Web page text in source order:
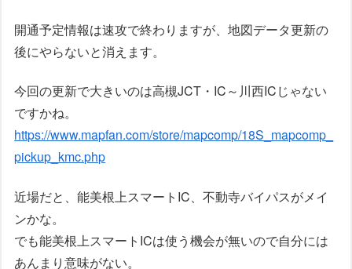
開通予定情報は速攻で終わりますが、地図データ更新の
後にやらないと消えます。
今回の更新で大きいのは高槻JCT・IC～川西ICじゃない
ですかね。
https://www.mapfan.com/store/mapcomp/18S_mapcomp_
pickup_kmc.php
近場だと、能美根上スマートIC、不動寺バイパスがメイ
ンかな。
でも能美根上スマートICは使う機会が無いので自分には
あんまり意味がない。